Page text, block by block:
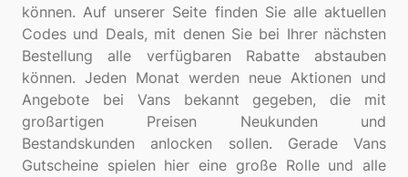
können. Auf unserer Seite finden Sie alle aktuellen
Codes und Deals, mit denen Sie bei Ihrer nächsten
Bestellung alle verfügbaren Rabatte abstauben
können. Jeden Monat werden neue Aktionen und
Angebote bei Vans bekannt gegeben, die mit
großartigen Preisen Neukunden und
Bestandskunden anlocken sollen. Gerade Vans
Gutscheine spielen hier eine große Rolle und alle